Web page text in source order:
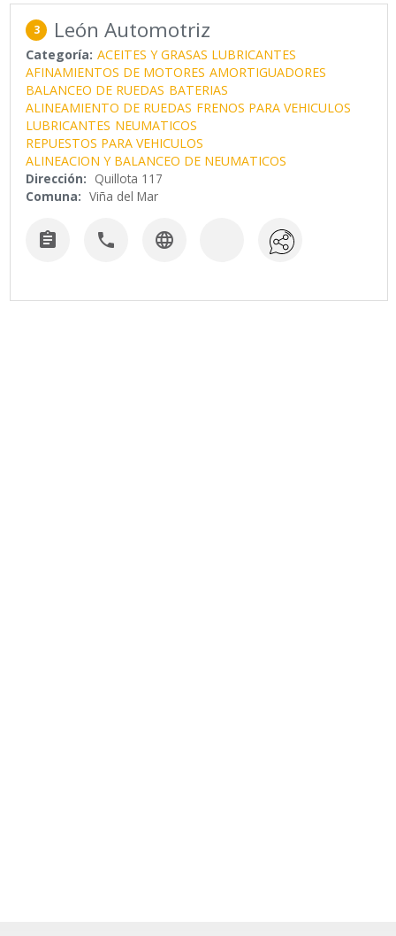
3 León Automotriz
Categoría: ACEITES Y GRASAS LUBRICANTES
AFINAMIENTOS DE MOTORES AMORTIGUADORES
BALANCEO DE RUEDAS BATERIAS
ALINEAMIENTO DE RUEDAS FRENOS PARA VEHICULOS
LUBRICANTES NEUMATICOS
REPUESTOS PARA VEHICULOS
ALINEACION Y BALANCEO DE NEUMATICOS
Dirección: Quillota 117
Comuna: Viña del Mar
  